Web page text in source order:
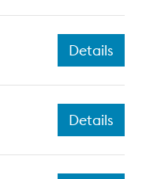
Details
Details